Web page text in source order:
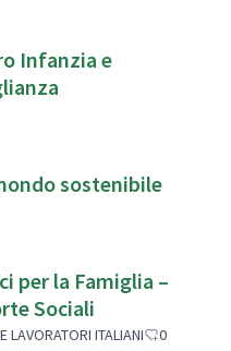
Infanzia e
sostenibile
per la Famiglia –
Sociali
LAVORATORI ITALIANI 0